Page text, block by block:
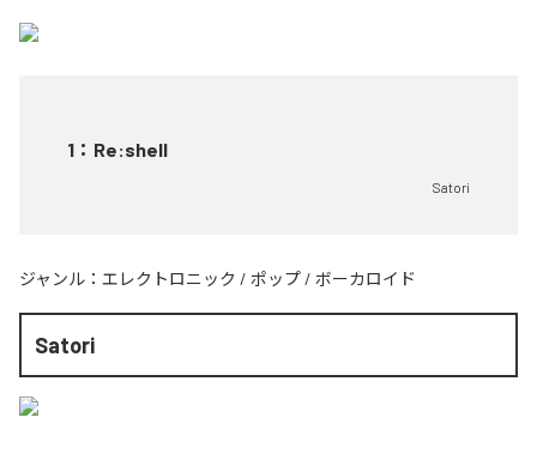
1 ： Re:shell
Satori
ジャンル： エレクトロニック / ポップ / ボーカロイド
Satori